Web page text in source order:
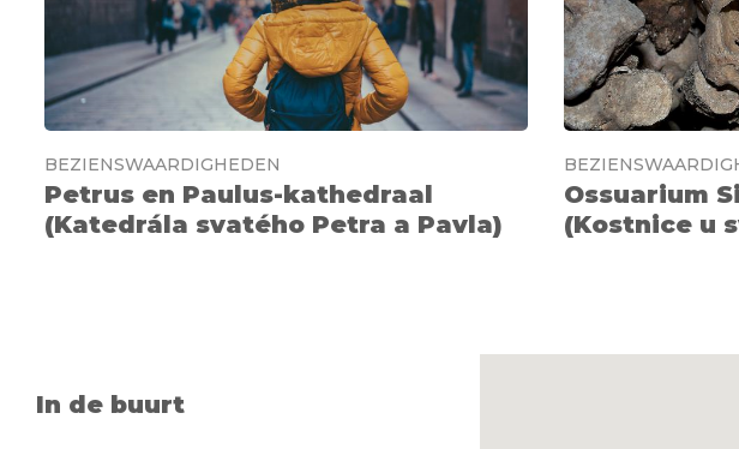
BEZIENSWAARDIGHEDEN
Petrus en Paulus-kathedraal
(Katedrála svatého Petra a Pavla)
Ossuarium
(Kostnice u
In de buurt